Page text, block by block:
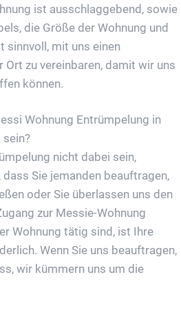
ist ausschlaggebend, sowie
die Größe der Wohnung und
sinnvoll, mit uns einen
zu vereinbaren, damit wir uns
können.
Wohnung Entrümpelung in
sein?
nicht dabei sein,
Sie jemanden beauftragen,
oder Sie überlassen uns den
zur Messie-Wohnung
Wohnung tätig sind, ist Ihre
Wenn Sie uns beauftragen,
wir kümmern uns um die